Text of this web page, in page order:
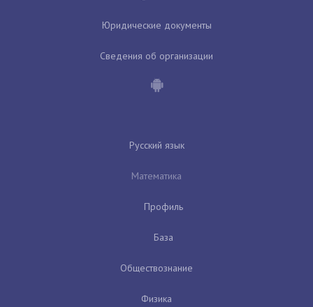
Юридические документы
Сведения об организации
Русский язык
Математика
Профиль
База
Обществознание
Физика